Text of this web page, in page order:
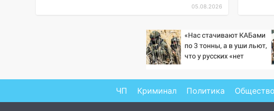
В Канадее горел жилой
10:18 Губернатор Ульяновской
области: уничтожено четыре
беспилотника в регионе
05.08.2026
«Нас стачивают КАБами
по 3 тонны, а в уши льют,
что у русских «нет
ЧП Криминал Политика Общество